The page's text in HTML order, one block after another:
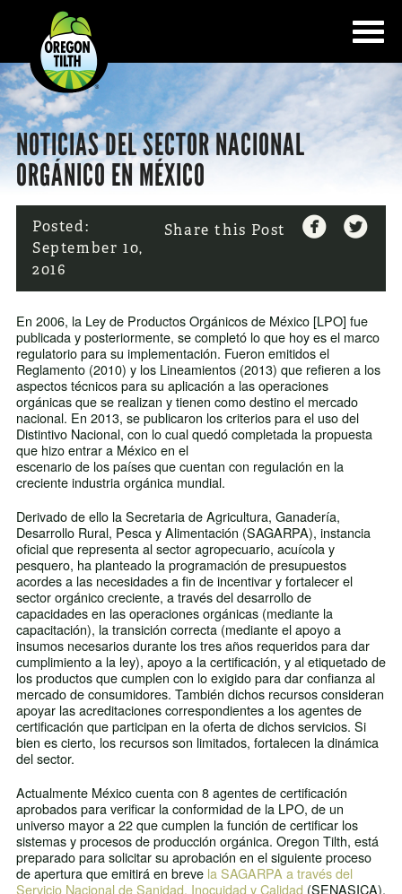
NOTICIAS DEL SECTOR NACIONAL
ORGÁNICO EN MÉXICO
Share this Post  
Posted:
September 10,
2016
En 2006, la Ley de Productos Orgánicos de México [LPO] fue
publicada y posteriormente, se completó lo que hoy es el marco
regulatorio para su implementación. Fueron emitidos el
Reglamento (2010) y los Lineamientos (2013) que refieren a los
aspectos técnicos para su aplicación a las operaciones
orgánicas que se realizan y tienen como destino el mercado
nacional. En 2013, se publicaron los criterios para el uso del
Distintivo Nacional, con lo cual quedó completada la propuesta
que hizo entrar a México en el
escenario de los países que cuentan con regulación en la
creciente industria orgánica mundial.
Derivado de ello la Secretaria de Agricultura, Ganadería,
Desarrollo Rural, Pesca y Alimentación (SAGARPA), instancia
oficial que representa al sector agropecuario, acuícola y
pesquero, ha planteado la programación de presupuestos
acordes a las necesidades a fin de incentivar y fortalecer el
sector orgánico creciente, a través del desarrollo de
capacidades en las operaciones orgánicas (mediante la
capacitación), la transición correcta (mediante el apoyo a
insumos necesarios durante los tres años requeridos para dar
cumplimiento a la ley), apoyo a la certificación, y al etiquetado de
los productos que cumplen con lo exigido para dar confianza al
mercado de consumidores. También dichos recursos consideran
apoyar las acreditaciones correspondientes a los agentes de
certificación que participan en la oferta de dichos servicios. Si
bien es cierto, los recursos son limitados, fortalecen la dinámica
del sector.
Actualmente México cuenta con 8 agentes de certificación
aprobados para verificar la conformidad de la LPO, de un
universo mayor a 22 que cumplen la función de certificar los
sistemas y procesos de producción orgánica. Oregon Tilth, está
preparado para solicitar su aprobación en el siguiente proceso
de apertura que emitirá en breve la SAGARPA a través del
Servicio Nacional de Sanidad, Inocuidad y Calidad (SENASICA).